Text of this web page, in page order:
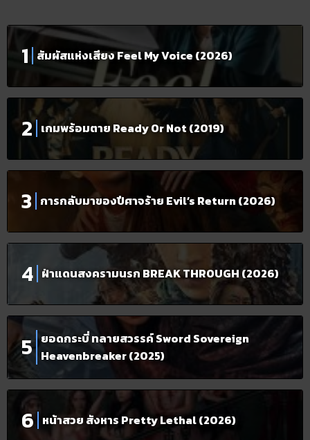
สัมผัสแห่งเสียง Feel My Voice (2026)
เกมพร้อมตาย Ready Or Not (2019)
การกลับมาของปีศาจร้าย Evil’s Return (2026)
ฝ่าแดนสงครามนรก BREAK THROUGH (2026)
ยอดกระบี่ ทลายสวรรค์ Sword Sovereign
Heavenbreaker (2025)
หน้าสวย สังหาร Pretty Lethal (2026)